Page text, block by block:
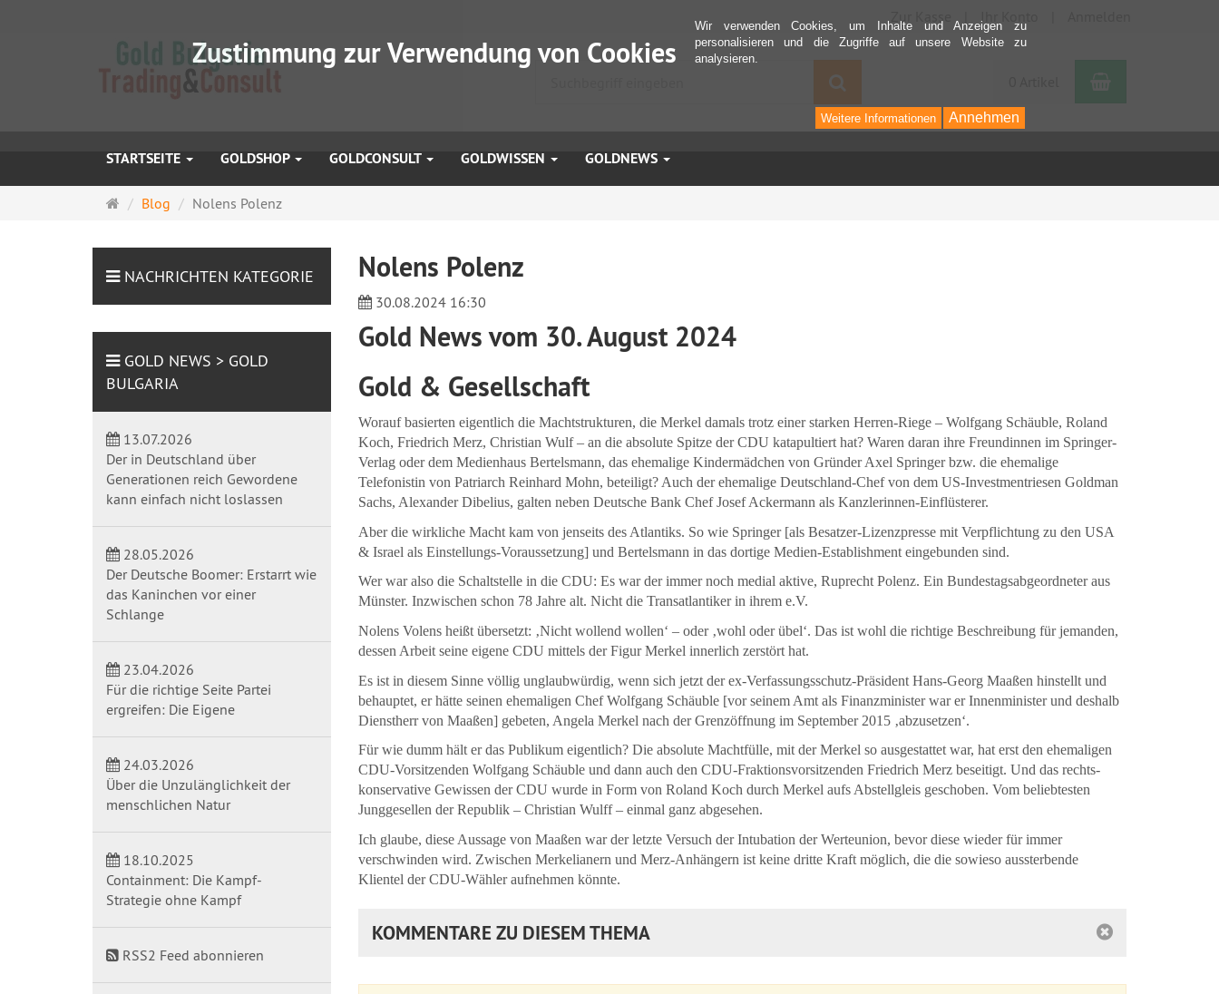
Zustimmung zur Verwendung von Cookies
Wir verwenden Cookies, um Inhalte und Anzeigen zu
personalisieren und die Zugriffe auf unsere Website zu
analysieren.
Annehmen
Weitere Informationen
Zur Kasse Ihr Konto
STARTSEITE GOLDSHOP GOLDCONSULT GOLDWISSEN GOLDNEWS
Startseite
Blog Nolens Polenz
Nolens Polenz
30.08.2024 16:30
Gold News vom 30. August 2024
Gold & Gesellschaft
Worauf basierten eigentlich die Machtstrukturen, die Merkel damals trotz einer starken Herren-Riege – Wolfgang Schäuble, Roland
Koch, Friedrich Merz, Christian Wulf – an die absolute Spitze der CDU katapultiert hat? Waren daran ihre Freundinnen im Springer-
Verlag oder dem Medienhaus Bertelsmann, das ehemalige Kindermädchen von Gründer Axel Springer bzw. die ehemalige
Telefonistin von Patriarch Reinhard Mohn, beteiligt? Auch der ehemalige Deutschland-Chef von dem US-Investmentriesen Goldman
Sachs, Alexander Dibelius, galten neben Deutsche Bank Chef Josef Ackermann als Kanzlerinnen-Einflüsterer.
Aber die wirkliche Macht kam von jenseits des Atlantiks. So wie Springer [als Besatzer-Lizenzpresse mit Verpflichtung zu den USA
& Israel als Einstellungs-Voraussetzung] und Bertelsmann in das dortige Medien-Establishment eingebunden sind.
Wer war also die Schaltstelle in die CDU: Es war der immer noch medial aktive, Ruprecht Polenz. Ein Bundestagsabgeordneter aus
Münster. Inzwischen schon 78 Jahre alt. Nicht die Transatlantiker in ihrem e.V.
Nolens Volens heißt übersetzt: ‚Nicht wollend wollen‘ – oder ‚wohl oder übel‘. Das ist wohl die richtige Beschreibung für jemanden,
dessen Arbeit seine eigene CDU mittels der Figur Merkel innerlich zerstört hat.
Es ist in diesem Sinne völlig unglaubwürdig, wenn sich jetzt der ex-Verfassungsschutz-Präsident Hans-Georg Maaßen hinstellt und
behauptet, er hätte seinen ehemaligen Chef Wolfgang Schäuble [vor seinem Amt als Finanzminister war er Innenminister und deshalb
Dienstherr von Maaßen] gebeten, Angela Merkel nach der Grenzöffnung im September 2015 ‚abzusetzen‘.
Für wie dumm hält er das Publikum eigentlich? Die absolute Machtfülle, mit der Merkel so ausgestattet war, hat erst den ehemaligen
CDU-Vorsitzenden Wolfgang Schäuble und dann auch den CDU-Fraktionsvorsitzenden Friedrich Merz beseitigt. Und das rechts-
konservative Gewissen der CDU wurde in Form von Roland Koch durch Merkel aufs Abstellgleis geschoben. Vom beliebtesten
Junggesellen der Republik – Christian Wulff – einmal ganz abgesehen.
Ich glaube, diese Aussage von Maaßen war der letzte Versuch der Intubation der Werteunion, bevor diese wieder für immer
verschwinden wird. Zwischen Merkelianern und Merz-Anhängern ist keine dritte Kraft möglich, die die sowieso aussterbende
Klientel der CDU-Wähler aufnehmen könnte.
KOMMENTARE ZU DIESEM THEMA
NACHRICHTEN KATEGORIE
GOLD NEWS > GOLD
BULGARIA
13.07.2026
Der in Deutschland über
Generationen reich Gewordene
kann einfach nicht loslassen
28.05.2026
Der Deutsche Boomer: Erstarrt wie
das Kaninchen vor einer
Schlange
23.04.2026
Für die richtige Seite Partei
ergreifen: Die Eigene
24.03.2026
Über die Unzulänglichkeit der
menschlichen Natur
18.10.2025
Containment: Die Kampf-
Strategie ohne Kampf
RSS2 Feed abonnieren